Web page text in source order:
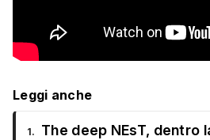
Leggi anche
1.
The deep NEsT, dentro